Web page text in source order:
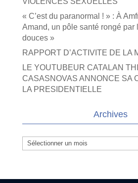
« C’est du paranormal ! » : À
Amand, un pôle santé rongé par
douces »
RAPPORT D’ACTIVITE DE LA
LE YOUTUBEUR CATALAN
CASASNOVAS ANNONCE SA
LA PRESIDENTIELLE
Archives
Archives